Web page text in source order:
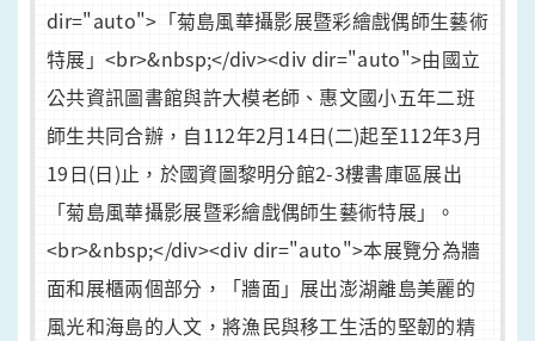
dir="auto">「菊島風華攝影展暨彩繪戲偶師生藝術
特展」<br>&nbsp;</div><div dir="auto">由國立
公共資訊圖書館與許大模老師、惠文國小五年二班
師生共同合辦，自112年2月14日(二)起至112年3月
19日(日)止，於國資圖黎明分館2-3樓書庫區展出
「菊島風華攝影展暨彩繪戲偶師生藝術特展」。
<br>&nbsp;</div><div dir="auto">本展覽分為牆
面和展櫃兩個部分，「牆面」展出澎湖離島美麗的
風光和海島的人文，將漁民與移工生活的堅韌的精